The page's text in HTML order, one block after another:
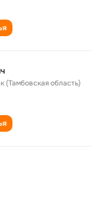
(Тамбовская область)